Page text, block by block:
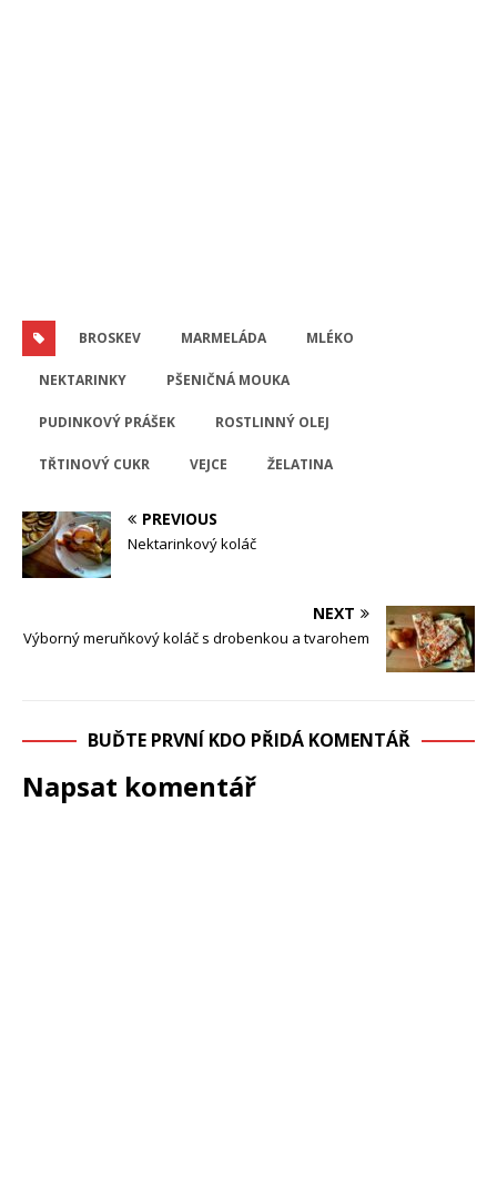
BROSKEV MARMELÁDA MLÉKO
NEKTARINKY PŠENIČNÁ MOUKA
PUDINKOVÝ PRÁŠEK ROSTLINNÝ OLEJ
TŘTINOVÝ CUKR VEJCE ŽELATINA
PREVIOUS
Nektarinkový koláč
NEXT
Výborný meruňkový koláč s drobenkou a tvarohem
BUĎTE PRVNÍ KDO PŘIDÁ KOMENTÁŘ
Napsat komentář